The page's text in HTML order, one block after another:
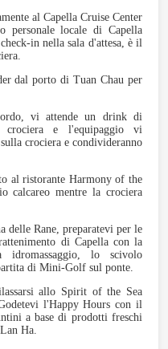
al Capella Cruise Center
personale locale di Capella
in nella sala d'attesa, è il
dal porto di Tuan Chau per
vi attende un drink di
crociera e l'equipaggio vi
crociera e condivideranno
al ristorante Harmony of the
calcareo mentre la crociera
delle Rane, preparatevi per le
di Capella con la
lo scivolo
di Mini-Golf sul ponte.
allo Spirit of the Sea
l'Happy Hours con il
a base di prodotti freschi
Ha.